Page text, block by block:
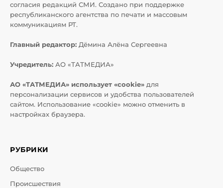
согласия редакций СМИ. Создано при поддержке
республиканского агентства по печати и массовым
коммуникациям РТ.
Главный редактор: Дёмина Алёна Сергеевна
Учредитель: АО «ТАТМЕДИА»
АО «ТАТМЕДИА» использует «cookie» для
персонализации сервисов и удобства пользователей
сайтом. Использование «cookie» можно отменить в
настройках браузера.
РУБРИКИ
Общество
Происшествия